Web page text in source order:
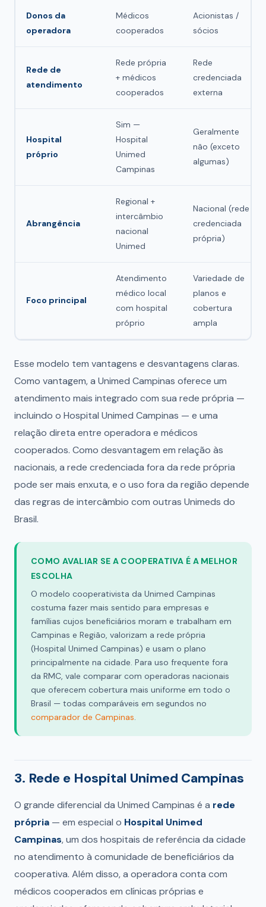
Donos da
operadora
Médicos
cooperados
Acionistas /
sócios
Rede de
atendimento
Rede própria
+ médicos
cooperados
Rede
credenciada
externa
Hospital
próprio
Sim —
Hospital
Unimed
Campinas
Geralmente
não (exceto
algumas)
Abrangência
Regional +
intercâmbio
nacional
Unimed
Nacional (rede
credenciada
própria)
Foco principal
Atendimento
médico local
com hospital
próprio
Variedade de
planos e
cobertura
ampla
Esse modelo tem vantagens e desvantagens claras.
Como vantagem, a Unimed Campinas oferece um
atendimento mais integrado com sua rede própria —
incluindo o Hospital Unimed Campinas — e uma
relação direta entre operadora e médicos
cooperados. Como desvantagem em relação às
nacionais, a rede credenciada fora da rede própria
pode ser mais enxuta, e o uso fora da região depende
das regras de intercâmbio com outras Unimeds do
Brasil.
COMO AVALIAR SE A COOPERATIVA É A MELHOR
ESCOLHA
O modelo cooperativista da Unimed Campinas
costuma fazer mais sentido para empresas e
famílias cujos beneficiários moram e trabalham em
Campinas e Região, valorizam a rede própria
(Hospital Unimed Campinas) e usam o plano
principalmente na cidade. Para uso frequente fora
da RMC, vale comparar com operadoras nacionais
que oferecem cobertura mais uniforme em todo o
Brasil — todas comparáveis em segundos no
comparador de Campinas.
3. Rede e Hospital Unimed Campinas
O grande diferencial da Unimed Campinas é a rede
própria — em especial o Hospital Unimed
Campinas, um dos hospitais de referência da cidade
no atendimento à comunidade de beneficiários da
cooperativa. Além disso, a operadora conta com
médicos cooperados em clínicas próprias e